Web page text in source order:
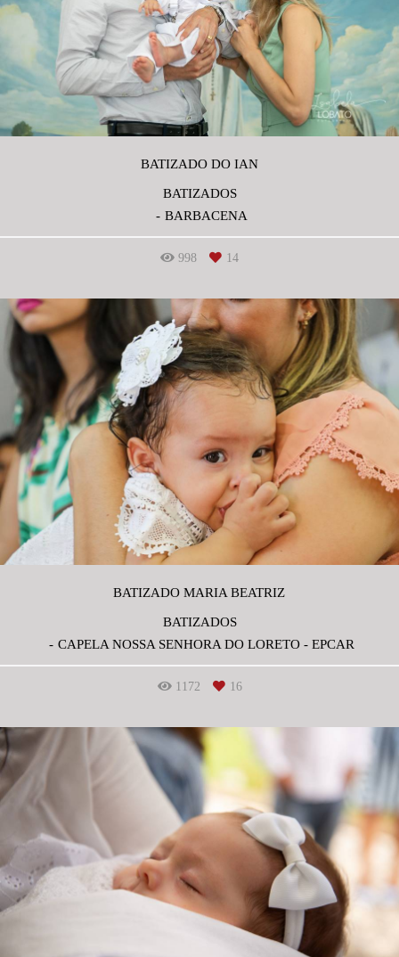
BATIZADO DO IAN
BATIZADOS
BARBACENA
998 14
BATIZADO MARIA BEATRIZ
BATIZADOS
CAPELA NOSSA SENHORA DO LORETO - EPCAR
1172 16